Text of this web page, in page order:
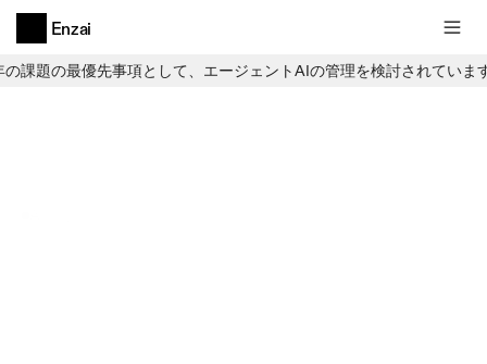
課題の最優先事項として、エージェントAIの管理を検討されていま
Enzai